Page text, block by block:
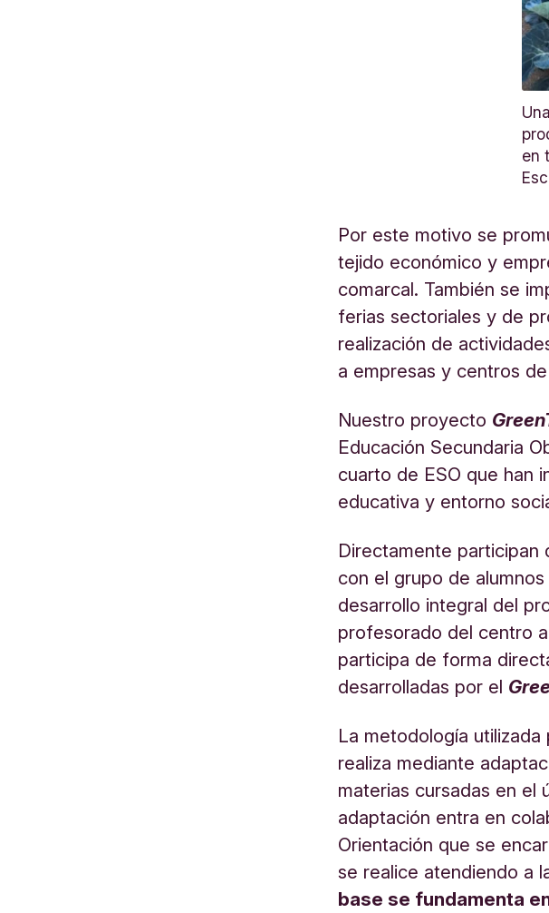
en
Por este motivo se
tejido económico y
comarcal. También se
ferias sectoriales y de
realización de
a empresas y centros
Nuestro proyecto Green
Educación Secundaria
cuarto de ESO que han
educativa y entorno
Directamente
con el grupo de
desarrollo integral del
profesorado del centro
participa de forma
desarrolladas por el
La metodología
realiza mediante
materias cursadas en el
adaptación entra en
Orientación que se
se realice atendiendo a
base se fundamenta